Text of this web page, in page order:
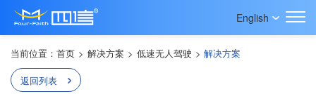
English
当前位置： 首页 > 解决方案 > 低速无人驾驶 > 解决方案
返回列表